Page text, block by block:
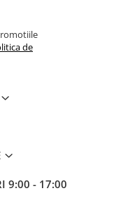
de
9:00 - 17:00